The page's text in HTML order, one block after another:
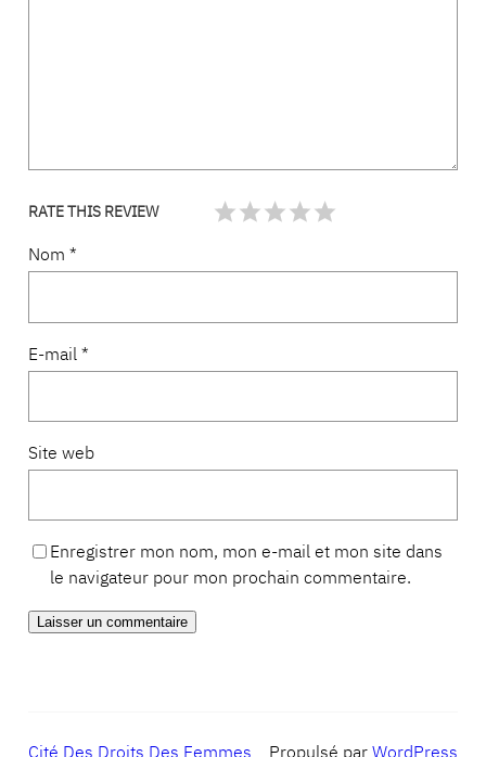
RATE THIS REVIEW
Nom *
E-mail *
Site web
Enregistrer mon nom, mon e-mail et mon site dans
le navigateur pour mon prochain commentaire.
Cité Des Droits Des Femmes Propulsé parWordPress